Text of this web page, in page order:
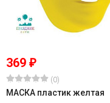
369₽
(0)
МАСКА пластик желтая